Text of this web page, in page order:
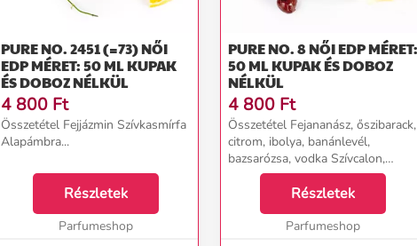
PURE NO. 2451 (=73) NŐI
EDP MÉRET: 50 ML KUPAK
ÉS DOBOZ NÉLKÜL
4 800 Ft
Összetétel Fejjázmin Szívkasmírfa
Alapámbra...
Részletek
Parfumeshop
PURE NO. 8 NŐI EDP MÉRET:
50 ML KUPAK ÉS DOBOZ
NÉLKÜL
4 800 Ft
Összetétel Fejananász, őszibarack,
citrom, ibolya, banánlevél,
bazsarózsa, vodka Szívcalon,
frézia, jácint, jázmin, gyöngyvirág,
liliom, rózsa, ylang-ylang
Alapámbra, céder, pézsma,
szantálfa, styrax...
Részletek
Parfumeshop